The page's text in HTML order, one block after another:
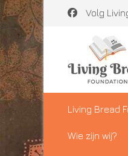
Volg
Living Bread
Wie zijn wij?